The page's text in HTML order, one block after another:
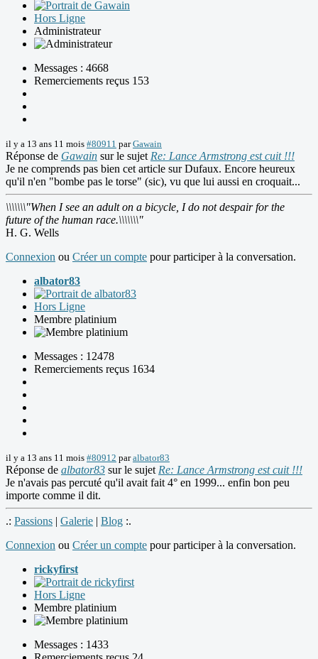
Hors Ligne
Administrateur
Messages : 4668
Remerciements reçus 153
il y a 13 ans 11 mois #80911 parGawain
Réponse de Gawain sur le sujet Re: Lance Armstrong est cuit !!!
Je ne comprends pas bien cet article sur Dufaux. Encore heureux
qu'il n'en "bombe pas le torse" (sic), vu que lui aussi en croquait...
\\\\\\\"When I see an adult on a bicycle, I do not despair for the
future of the human race.\\\\\\\"
H. G. Wells
Connexion ou Créer un compte pour participer à la conversation.
albator83
Hors Ligne
Membre platinium
Messages : 12478
Remerciements reçus 1634
il y a 13 ans 11 mois #80912 paralbator83
Réponse de albator83 sur le sujet Re: Lance Armstrong est cuit !!!
Je n'avais pas percuté qu'il avait fait 4° en 1999... enfin bon peu
importe comme il dit.
.: Passions | Galerie | Blog :.
Connexion ou Créer un compte pour participer à la conversation.
rickyfirst
Hors Ligne
Membre platinium
Messages : 1433